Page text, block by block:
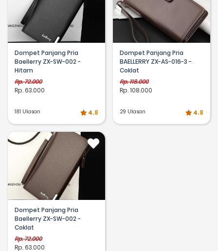
Dompet Panjang Pria
Baellerry ZX-SW-002 -
Hitam
Rp. 72.000
Rp. 63.000
181 Ulasan 4.8
Dompet Panjang Pria
BAELLERRY ZX-AS-016-3 -
Coklat
Rp. 118.000
Rp. 108.000
29 Ulasan 4.8
Dompet Panjang Pria
Baellerry ZX-SW-002 -
Coklat
Rp. 72.000
Rp. 63.000